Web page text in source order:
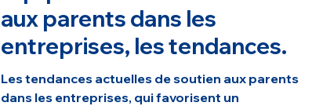
aux parents dans les
entreprises, les tendances.
Les tendances actuelles de soutien aux parents
dans les entreprises, qui favorisent un